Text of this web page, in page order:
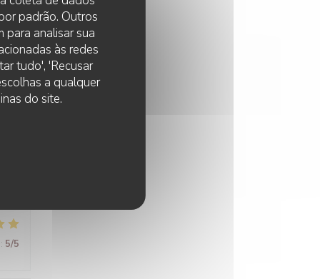
padrão. Outros
para analisar sua
às redes
tudo', 'Recusar
a qualquer
do site.
5/5
: 5/5